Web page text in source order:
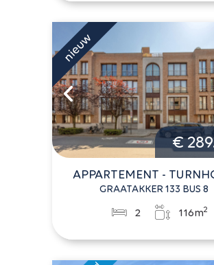
€
APPARTEMENT -
GRAATAKKER 133 BUS 8
2 116m2